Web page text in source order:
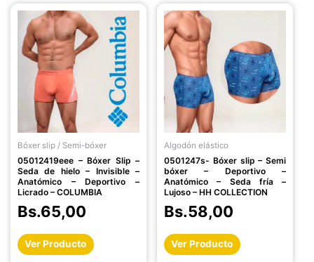
Bóxer slip / Semi-bóxer
05012419eee – Bóxer Slip –
Seda de hielo – Invisible –
Anatómico – Deportivo –
Licrado – COLUMBIA
Bs.65,00
Ver Producto
Este
producto
tiene
múltiples
variantes.
opciones
pueden
elegir
en
la
página
Algodón elástico
0501247s- Bóxer slip – Semi
bóxer – Deportivo –
Anatómico – Seda fría –
Lujoso – HH COLLECTION
Bs.58,00
Ver Producto
Este
tiene
múltiples
variantes.
Las
opciones
en
la
página